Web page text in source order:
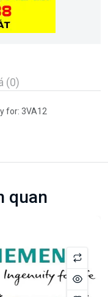
(0)
for: 3VA12
quan